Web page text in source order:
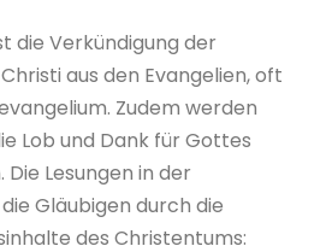
die Verkündigung der
aus den Evangelien, oft
Zudem werden
Lob und Dank für Gottes
Lesungen in der
Gläubigen durch die
des Christentums: